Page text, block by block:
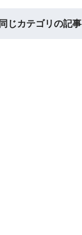
同じカテゴリの記事